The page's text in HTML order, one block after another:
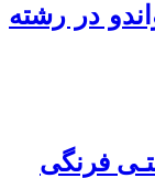
در رشته
فرنگی